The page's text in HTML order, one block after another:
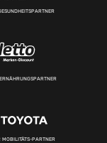
MOBILITÄTS-PARTNER